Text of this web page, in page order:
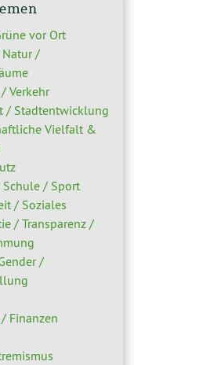
vor Ort
/
Verkehr
/ Stadtentwicklung
Vielfalt &
/ Sport
/ Soziales
/ Transparenz /
/
Finanzen